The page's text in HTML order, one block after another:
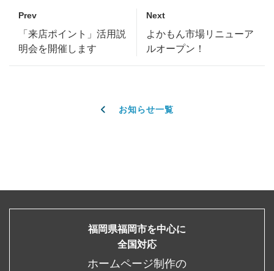
Prev
「来店ポイント」活用説
明会を開催します
Next
よかもん市場リニューア
ルオープン！
お知らせ一覧
福岡県福岡市を中心に
全国対応
ホームページ制作の